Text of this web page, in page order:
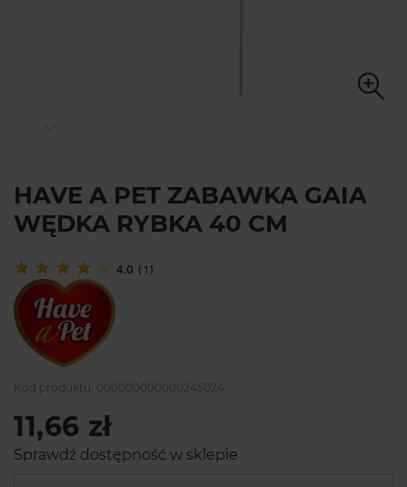
HAVE A PET ZABAWKA GAIA
WĘDKA RYBKA 40 CM
4.0 ( 1 )
Kod produktu: 000000000000245024
11,66 zł
Sprawdź dostępność w sklepie